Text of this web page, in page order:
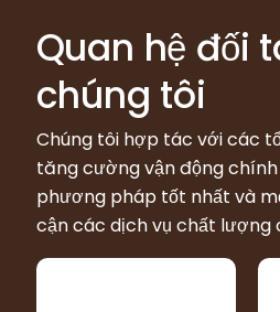
Quan hệ đối
chúng tôi
Chúng tôi hợp tác với các
tăng cường vận động
phương pháp tốt nhất và
cận các dịch vụ chất lượng